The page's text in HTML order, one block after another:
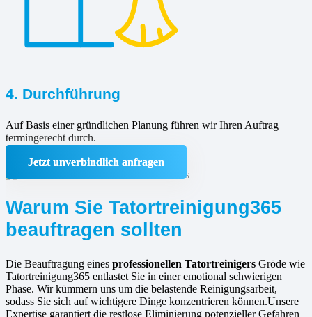
4. Durchführung
Auf Basis einer gründlichen Planung führen wir Ihren Auftrag
termingerecht durch.
Jetzt unverbindlich anfragen
Warum Sie Tatortreinigung365
beauftragen sollten
Die Beauftragung eines professionellen Tatortreinigers Gröde wie
Tatortreinigung365 entlastet Sie in einer emotional schwierigen
Phase. Wir kümmern uns um die belastende Reinigungsarbeit,
sodass Sie sich auf wichtigere Dinge konzentrieren können.Unsere
Expertise garantiert die restlose Eliminierung potenzieller Gefahren